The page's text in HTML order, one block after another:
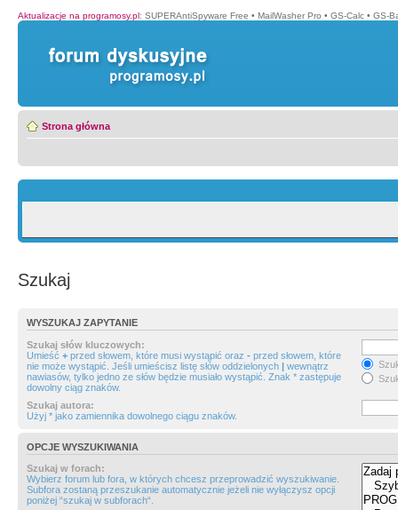
Aktualizacje na programosy.pl: SUPERAntiSpyware Free • MailWasher Pro • GS-Calc • GS-
Strona główna
Szukaj
WYSZUKAJ ZAPYTANIE
Szukaj słów kluczowych:
Umieść + przed słowem, które musi wystąpić oraz - przed słowem, które
nie może wystąpić. Jeśli umieścisz listę słów oddzielonych | wewnątrz
nawiasów, tylko jedno ze słów będzie musiało wystąpić. Znak * zastępuje
dowolny ciąg znaków.
Szukaj autora:
Użyj * jako zamiennika dowolnego ciągu znaków.
OPCJE WYSZUKIWANIA
Szukaj w forach:
Wybierz forum lub fora, w których chcesz przeprowadzić wyszukiwanie.
Subfora zostaną przeszukanie automatycznie jeżeli nie wyłączysz opcji
poniżej “szukaj w subforach“.